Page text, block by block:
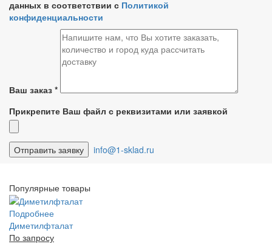
данных в соответствии с Политикой
конфиденциальности
Ваш заказ *
Прикрепите Ваш файл с реквизитами или заявкой
info@1-sklad.ru
Популярные товары
Подробнее
Диметилфталат
По запросу